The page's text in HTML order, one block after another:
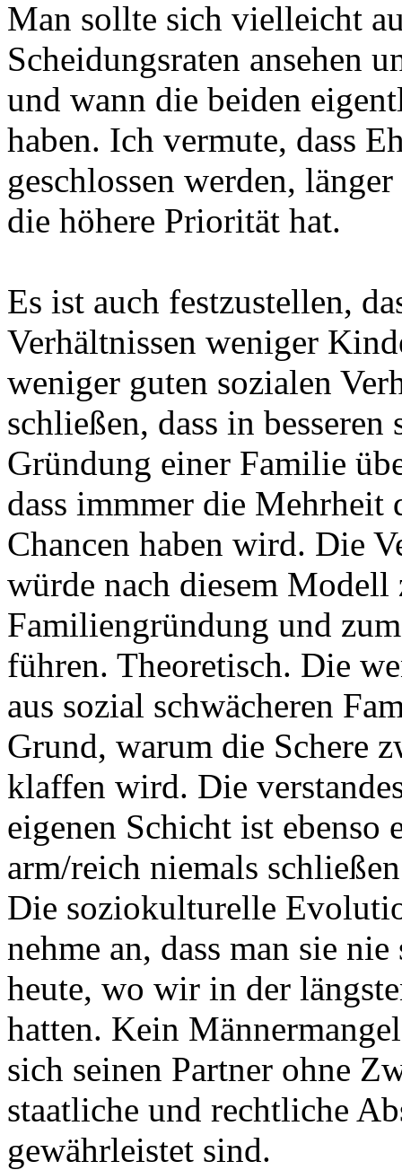
Man sollte sich vielleicht
Scheidungsraten ansehen
und wann die beiden
haben. Ich vermute, dass
geschlossen werden,
die höhere Priorität hat.
Es ist auch festzustellen,
Verhältnissen weniger
weniger guten sozialen
schließen, dass in
Gründung einer Familie
dass immmer die
Chancen haben wird. Die
würde nach diesem
Familiengründung und
führen. Theoretisch. Die
aus sozial schwächeren
Grund, warum die Schere
klaffen wird. Die
eigenen Schicht ist ebenso
arm/reich niemals
Die soziokulturelle
nehme an, dass man sie
heute, wo wir in der
hatten. Kein
sich seinen Partner ohne
staatliche und rechtliche
gewährleistet sind.